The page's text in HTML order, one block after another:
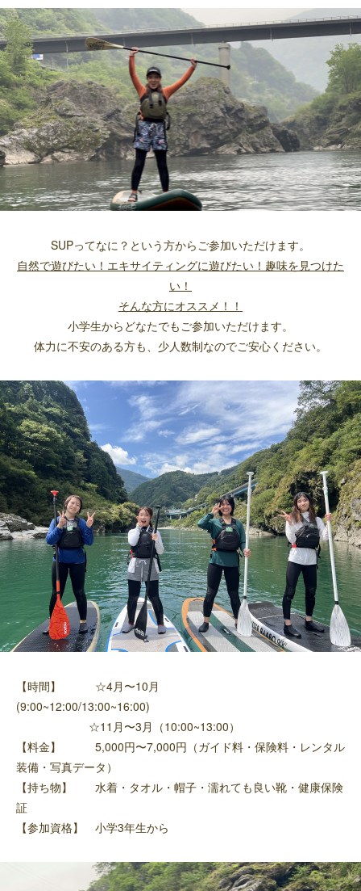
SUPってなに？という方からご参加いただけます。
自然で遊びたい！エキサイティングに遊びたい！趣味を見つけた
い！
そんな方にオススメ！！
小学生からどなたでもご参加いただけます。
体力に不安のある方も、少人数制なのでご安心ください。
【時間】 ☆4月〜10月
(9:00~12:00/13:00~16:00)
☆11月〜3月（10:00~13:00）
【料金】 5,000円〜7,000円（ガイド料・保険料・レンタル
装備・写真データ）
【持ち物】 水着・タオル・帽子・濡れても良い靴・健康保険
証
【参加資格】 小学3年生から